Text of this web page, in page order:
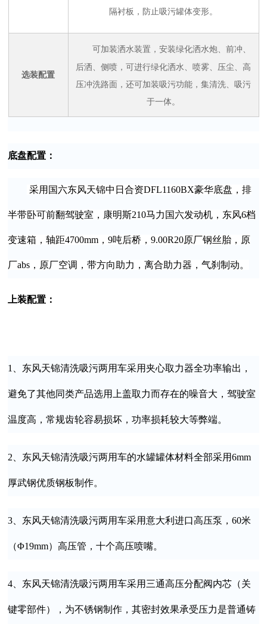
隔衬板，防止吸污罐体变形。
选装配置
可加装洒水装置，安装绿化洒水炮、前冲、
后洒、侧喷，可进行绿化洒水、喷雾、压尘、高
压冲洗路面，还可加装吸污功能，集清洗、吸污
于一体。
底盘配置：
采用国六东风天锦中日合资DFL1160BX豪华底盘 ，排
半带卧可前翻驾驶室，康明斯210马力国六发动机，东风6档
变速箱，轴距4700mm，9吨后桥，9.00R20原厂钢丝胎，原
厂abs，原厂空调，带方向助力，离合助力器，气刹制动。
上装配置：
1、东风天锦清洗吸污两用车采用夹心取力器全功率输出，
避免了其他同类产品选用上盖取力而存在的噪音大，驾驶室
温度高，常规齿轮容易损坏，功率损耗较大等弊端。
2、东风天锦清洗吸污两用车的水罐罐体材料全部采用6mm
厚武钢优质钢板制作。
3、东风天锦清洗吸污两用车采用意大利进口高压泵，60米
（Φ19mm）高压管，十个高压喷嘴。
4、东风天锦清洗吸污两用车采用三通高压分配阀内芯（关
键零部件），为不锈钢制作，其密封效果承受压力是普通铸